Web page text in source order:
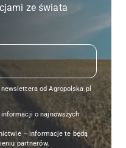
ze świata
od Agropolska.pl
o najnowszych
– informacje te będą
partnerów.